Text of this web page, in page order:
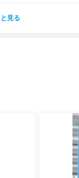
だと思います。
見る